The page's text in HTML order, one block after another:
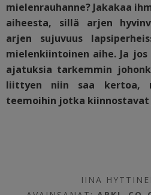
mielenrauhanne? Jakakaa
aiheesta, sillä arjen
arjen sujuvuus
mielenkiintoinen aihe. Ja
ajatuksia tarkemmin
liittyen niin saa kertoa,
teemoihin jotka
IINA